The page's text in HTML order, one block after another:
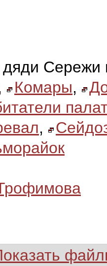
Сережи
Комары,
,